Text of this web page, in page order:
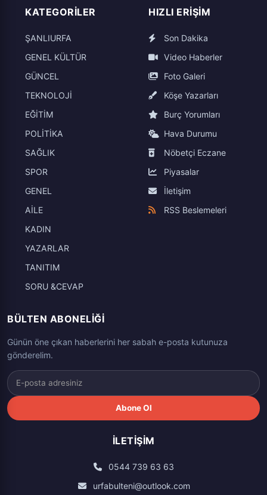
KATEGORILER
ŞANLIURFA
GENEL KÜLTÜR
GÜNCEL
TEKNOLOJİ
EĞİTİM
POLİTİKA
SAĞLIK
SPOR
GENEL
AİLE
KADIN
YAZARLAR
TANITIM
SORU &CEVAP
HIZLI ERIŞIM
Son Dakika
Video Haberler
Foto Galeri
Köşe Yazarları
Burç Yorumları
Hava Durumu
Nöbetçi Eczane
Piyasalar
İletişim
RSS Beslemeleri
BÜLTEN ABONELIĞI
Günün öne çıkan haberlerini her sabah e-posta kutunuza
gönderelim.
Abone Ol
İLETIŞIM
0544 739 63 63
urfabulteni@outlook.com